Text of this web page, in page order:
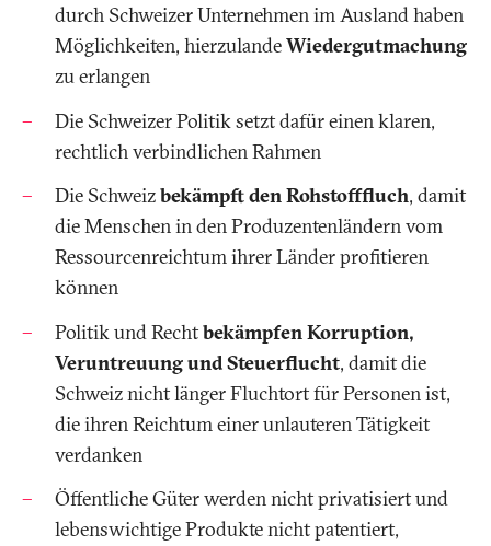
durch Schweizer Unternehmen im Ausland haben
Möglichkeiten, hierzulandeWiedergutmachung
zu erlangen
Die Schweizer Politik setzt dafür einen klaren,
rechtlich verbindlichen Rahmen
Die Schweizbekämpft den Rohstofffluch, damit
die Menschen in den Produzentenländern vom
Ressourcenreichtum ihrer Länder profitieren
können
Politik und Rechtbekämpfen Korruption,
Veruntreuung und Steuerflucht, damit die
Schweiz nicht länger Fluchtort für Personen ist,
die ihren Reichtum einer unlauteren Tätigkeit
verdanken
Öffentliche Güter werden nicht privatisiert und
lebenswichtige Produkte nicht patentiert,